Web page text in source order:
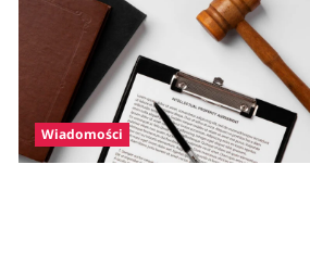
ochronie
zdrowia
lipca
2026
–
kto
ile
zarobi?
Wiadomości